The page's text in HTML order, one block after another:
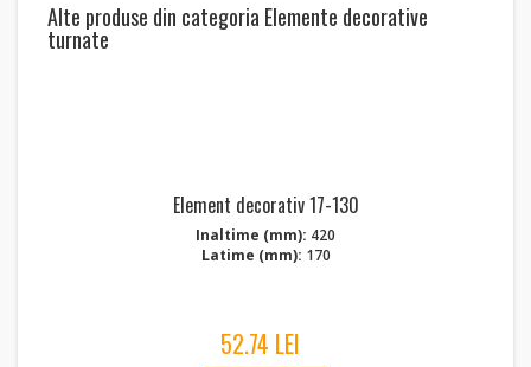
Alte produse din categoria Elemente decorative
turnate
Element decorativ 17-130
Inaltime (mm): 420
Latime (mm): 170
52.74 LEI